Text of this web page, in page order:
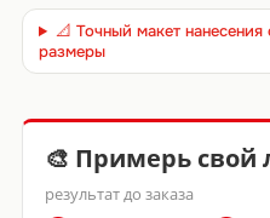
📐 Точный макет
размеры
🎨 Примерь свой
результат до заказа